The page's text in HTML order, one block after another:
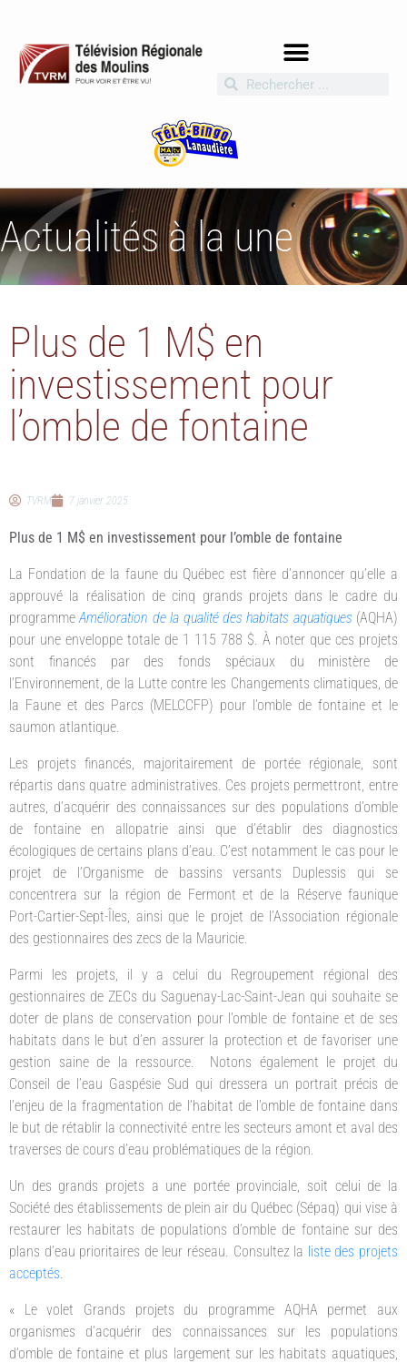
Actualités à la une
Plus de 1 M$ en
investissement pour
l’omble de fontaine
TVRM 7 janvier 2025
Plus de 1 M$ en investissement pour l’omble de fontaine
La Fondation de la faune du Québec est fière d’annoncer qu’elle a
approuvé la réalisation de cinq grands projets dans le cadre du
programmeAmélioration de la qualité des habitats aquatiques (AQHA)
pour une enveloppe totale de 1 115 788 $. À noter que ces projets
sont financés par des fonds spéciaux du ministère de
l’Environnement, de la Lutte contre les Changements climatiques, de
la Faune et des Parcs (MELCCFP) pour l’omble de fontaine et le
saumon atlantique.
Les projets financés, majoritairement de portée régionale, sont
répartis dans quatre administratives. Ces projets permettront, entre
autres, d’acquérir des connaissances sur des populations d’omble
de fontaine en allopatrie ainsi que d’établir des diagnostics
écologiques de certains plans d’eau. C’est notamment le cas pour le
projet de l’Organisme de bassins versants Duplessis qui se
concentrera sur la région de Fermont et de la Réserve faunique
Port-Cartier-Sept-Îles, ainsi que le projet de l’Association régionale
des gestionnaires des zecs de la Mauricie.
Parmi les projets, il y a celui du Regroupement régional des
gestionnaires de ZECs du Saguenay-Lac-Saint-Jean qui souhaite se
doter de plans de conservation pour l’omble de fontaine et de ses
habitats dans le but d’en assurer la protection et de favoriser une
gestion saine de la ressource. Notons également le projet du
Conseil de l’eau Gaspésie Sud qui dressera un portrait précis de
l’enjeu de la fragmentation de l’habitat de l’omble de fontaine dans
le but de rétablir la connectivité entre les secteurs amont et aval des
traverses de cours d’eau problématiques de la région.
Un des grands projets a une portée provinciale, soit celui de la
Société des établissements de plein air du Québec (Sépaq) qui vise à
restaurer les habitats de populations d’omble de fontaine sur des
plans d’eau prioritaires de leur réseau. Consultez la liste des projets
acceptés.
« Le volet Grands projets du programme AQHA permet aux
organismes d’acquérir des connaissances sur les populations
d’omble de fontaine et plus largement sur les habitats aquatiques,